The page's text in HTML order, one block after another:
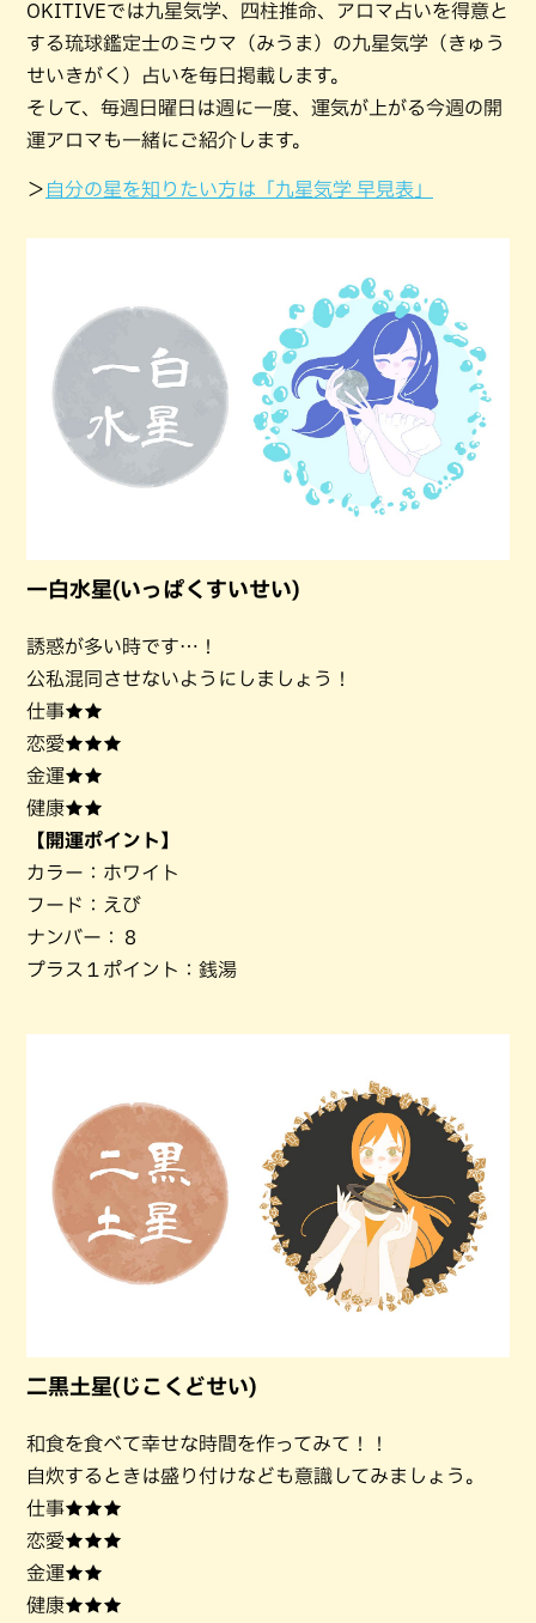
OKITIVEでは九星気学、四柱推命、アロマ占いを得意と
する琉球鑑定士のミウマ（みうま）の九星気学（きゅう
せいきがく）占いを毎日掲載します。
そして、毎週日曜日は週に一度、運気が上がる今週の開
運アロマも一緒にご紹介します。
＞ 自分の星を知りたい方は「九星気学 早見表」
一白水星(いっぱくすいせい)
誘惑が多い時です…！
公私混同させないようにしましょう！
仕事★★
恋愛★★★
金運★★
健康★★
【開運ポイント】
カラー：ホワイト
フード：えび
ナンバー：８
プラス１ポイント：銭湯
二黒土星(じこくどせい)
和食を食べて幸せな時間を作ってみて！！
自炊するときは盛り付けなども意識してみましょう。
仕事★★★
恋愛★★★
金運★★
健康★★★